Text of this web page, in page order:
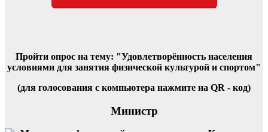
Пройти опрос на тему: "Удовлетворённость населения
условиями для занятия физической культурой и спортом"
(для голосования с компьютера нажмите на QR - код)
Министр